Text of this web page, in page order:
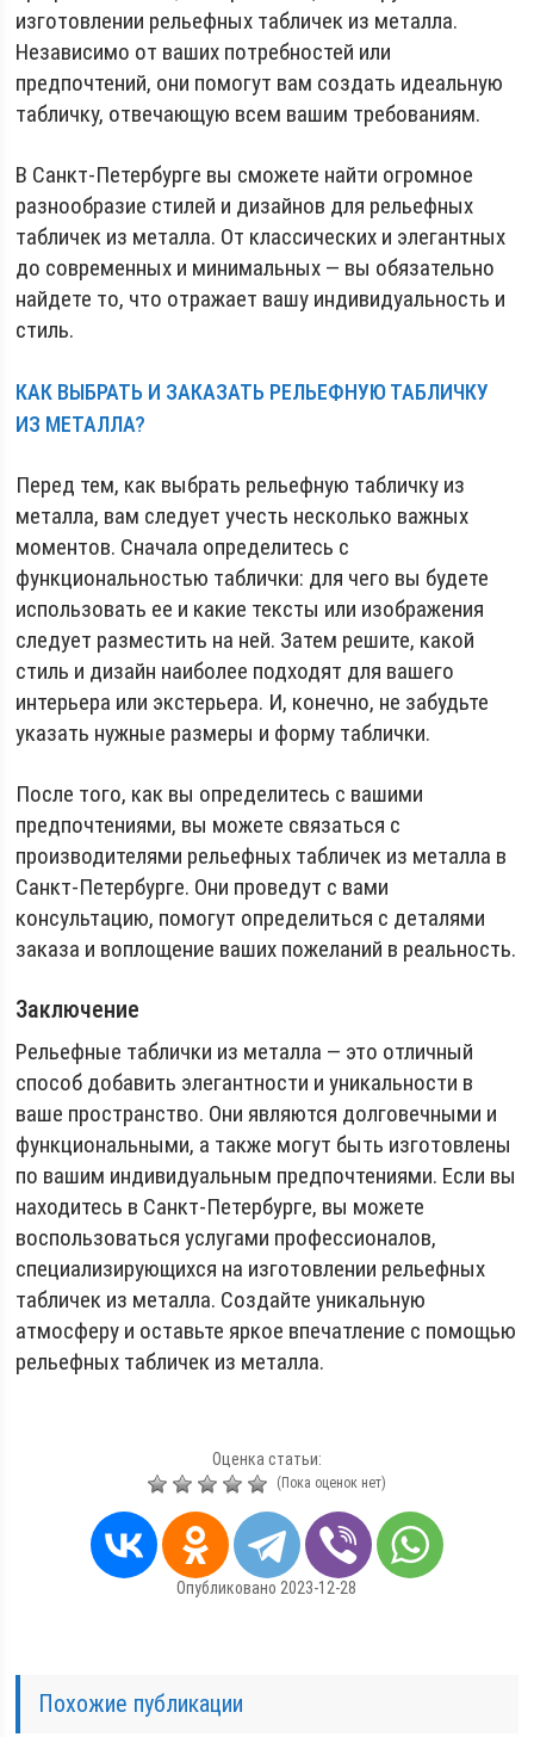
изготовлении рельефных табличек из металла.
Независимо от ваших потребностей или
предпочтений, они помогут вам создать идеальную
табличку, отвечающую всем вашим требованиям.
В Санкт-Петербурге вы сможете найти огромное
разнообразие стилей и дизайнов для рельефных
табличек из металла. От классических и элегантных
до современных и минимальных — вы обязательно
найдете то, что отражает вашу индивидуальность и
стиль.
КАК ВЫБРАТЬ И ЗАКАЗАТЬ РЕЛЬЕФНУЮ ТАБЛИЧКУ
ИЗ МЕТАЛЛА?
Перед тем, как выбрать рельефную табличку из
металла, вам следует учесть несколько важных
моментов. Сначала определитесь с
функциональностью таблички: для чего вы будете
использовать ее и какие тексты или изображения
следует разместить на ней. Затем решите, какой
стиль и дизайн наиболее подходят для вашего
интерьера или экстерьера. И, конечно, не забудьте
указать нужные размеры и форму таблички.
После того, как вы определитесь с вашими
предпочтениями, вы можете связаться с
производителями рельефных табличек из металла в
Санкт-Петербурге. Они проведут с вами
консультацию, помогут определиться с деталями
заказа и воплощение ваших пожеланий в реальность.
Заключение
Рельефные таблички из металла — это отличный
способ добавить элегантности и уникальности в
ваше пространство. Они являются долговечными и
функциональными, а также могут быть изготовлены
по вашим индивидуальным предпочтениями. Если вы
находитесь в Санкт-Петербурге, вы можете
воспользоваться услугами профессионалов,
специализирующихся на изготовлении рельефных
табличек из металла. Создайте уникальную
атмосферу и оставьте яркое впечатление с помощью
рельефных табличек из металла.
Оценка статьи:
(Пока оценок нет)
Опубликовано 2023-12-28
Похожие публикации